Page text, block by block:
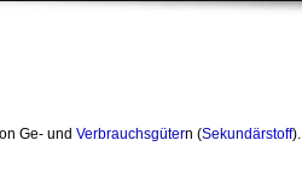
Ge- und Verbrauchsgütern (Sekundärstoff).